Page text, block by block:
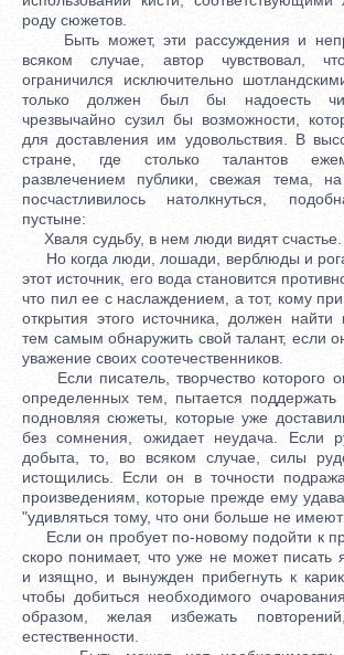
роду сюжетов.
Быть может, эти рассуждения и
всяком случае, автор чувствовал,
ограничился исключительно
только должен был бы надоесть
чрезвычайно сузил бы возможности,
для доставления им удовольствия. В
стране, где столько талантов
развлечением публики, свежая тема,
посчастливилось натолкнуться,
пустыне:
Хваля судьбу, в нем люди видят счастье.
Но когда люди, лошади, верблюды и
этот источник, его вода становится
что пил ее с наслаждением, а тот, кому
открытия этого источника, должен
тем самым обнаружить свой талант, если
уважение своих соотечественников.
Если писатель, творчество которого
определенных тем, пытается поддержать
подновляя сюжеты, которые уже
без сомнения, ожидает неудача. Если
добыта, то, во всяком случае, силы
истощились. Если он в точности
произведениям, которые прежде ему
"удивляться тому, что они больше не имеют
Если он пробует по-новому подойти к
скоро понимает, что уже не может писать
и изящно, и вынужден прибегнуть к
чтобы добиться необходимого
образом, желая избежать
естественности.